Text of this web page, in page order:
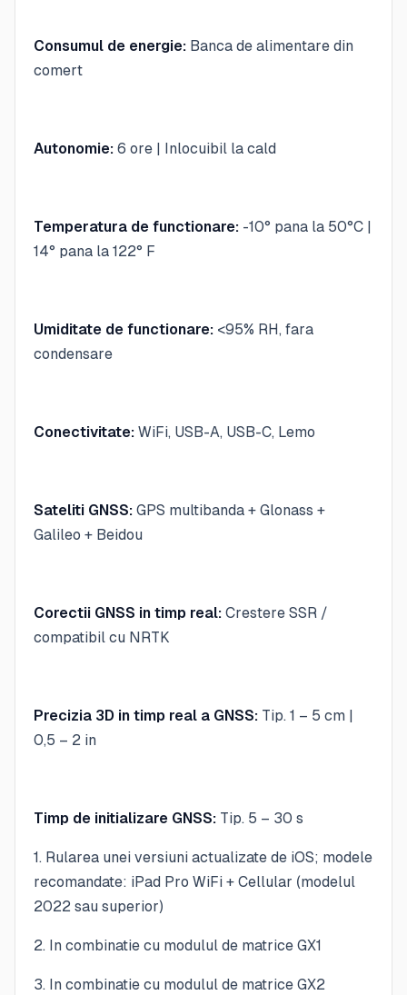
Consumul de energie: Banca de alimentare din
comert
Autonomie: 6 ore | Inlocuibil la cald
Temperatura de functionare: -10° pana la 50°C |
14° pana la 122° F
Umiditate de functionare: <95% RH, fara
condensare
Conectivitate: WiFi, USB-A, USB-C, Lemo
Sateliti GNSS: GPS multibanda + Glonass +
Galileo + Beidou
Corectii GNSS in timp real: Crestere SSR /
compatibil cu NRTK
Precizia 3D in timp real a GNSS: Tip. 1 – 5 cm |
0,5 – 2 in
Timp de initializare GNSS: Tip. 5 – 30 s
1. Rularea unei versiuni actualizate de iOS; modele
recomandate: iPad Pro WiFi + Cellular (modelul
2022 sau superior)
2. In combinatie cu modulul de matrice GX1
3. In combinatie cu modulul de matrice GX2